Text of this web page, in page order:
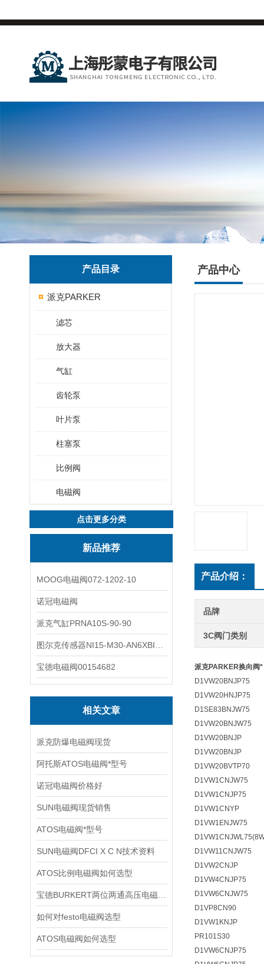
产品目录
派克PARKER
滤芯
放大器
气缸
齿轮泵
叶片泵
柱塞泵
比例阀
电磁阀
点击更多分类
新品推荐
MOOG电磁阀072-1202-10
诺冠电磁阀
派克气缸PRNA10S-90-90
宝德电磁阀00154682
相关文章
派克防爆电磁阀现货
阿托斯ATOS电磁阀*型号
诺冠电磁阀价格好
SUN电磁阀现货销售
ATOS电磁阀*型号
SUN电磁阀DFCI X C N技术资料
ATOS比例电磁阀如何选型
如何对festo电磁阀选型
ATOS电磁阀如何选型
产品中心
产品介绍：
品牌
3C阀门类别
派克PARKER换向阀*
D1VW20BNJP75
D1VW20HNJP75
D1SE83BNJW75
D1VW20BNJW75
D1VW20BNJP
D1VW20BNJP
D1VW20BVTP70
D1VW1CNJW75
D1VW1CNJP75
D1VW1CNYP
D1VW1ENJW75
D1VW11CNJW75
D1VW2CNJP
D1VW4CNJP75
D1VW6CNJW75
D1VP8CN90
D1VW1KNJP
PR101S30
D1VW6CNJP75